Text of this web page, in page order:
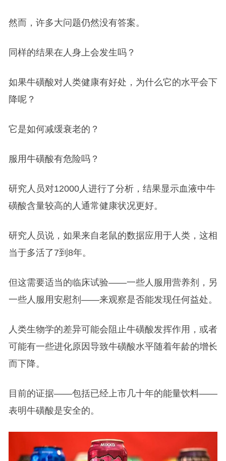
然而，许多大问题仍然没有答案。
同样的结果在人身上会发生吗？
如果牛磺酸对人类健康有好处，为什么它的水平会下
降呢？
它是如何减缓衰老的？
服用牛磺酸有危险吗？
研究人员对12000人进行了分析，结果显示血液中牛
磺酸含量较高的人通常健康状况更好。
研究人员说，如果来自老鼠的数据应用于人类，这相
当于多活了7到8年。
但这需要适当的临床试验——一些人服用营养剂，另
一些人服用安慰剂——来观察是否能发现任何益处。
人类生物学的差异可能会阻止牛磺酸发挥作用，或者
可能有一些进化原因导致牛磺酸水平随着年龄的增长
而下降。
目前的证据——包括已经上市几十年的能量饮料——
表明牛磺酸是安全的。